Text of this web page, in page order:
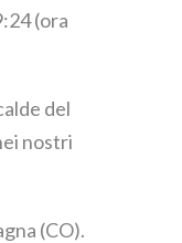
(ora
del
nostri
(CO).